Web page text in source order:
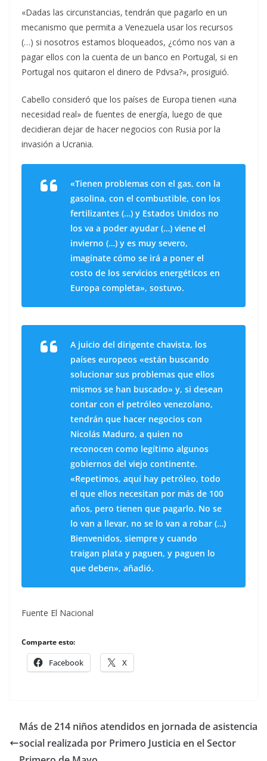
«Dadas las circunstancias, tendrán que pagarlo en un
mecanismo que permita a Venezuela usar los recursos
(…) si nosotros estamos bloqueados, ¿cómo nos van a
pagar ellos con la cuenta de un banco en Portugal, si en
Portugal nos quitaron el dinero de Pdvsa?», prosiguió.
Cabello consideró que los países de Europa tienen «una
necesidad real» de fuentes de energía, luego de que
decidieran dejar de hacer negocios con Rusia por la
invasión a Ucrania.
«Tienen problemas con el gas, con la
gasolina, con el combustible, con los
fertilizantes (…) y Estados Unidos no
los va a poder ayudar (…) viene el
invierno (…) y es muy severo,
imagínate cómo se irá a poner el
costo de los servicios energéticos en
Europa completa», sostuvo.
A juicio del dirigente chavista, los
países europeos «están buscando
solucionar sus problemas que ellos
mismos se han buscado» y, si desean
contar con el petróleo venezolano,
tendrán que hacer negocios con
Nicolás Maduro, a quien no
reconocen como legítimo algunos
gobiernos del viejo continente.
«Repetimos, aquí hay petróleo, todo
el que ellos necesitan por más de 100
años, pero tienen que pagarlo. No se
lo van a llevar, no se lo van a robar (…)
Bienvenidos, siempre y cuando
traigan plata y paguen, y paguen lo
que deben», añadió.
Fuente El Nacional
Comparte esto:
Facebook X
Más de 214 niños atendidos en jornada de asistencia
social realizada por Primero Justicia en el Sector